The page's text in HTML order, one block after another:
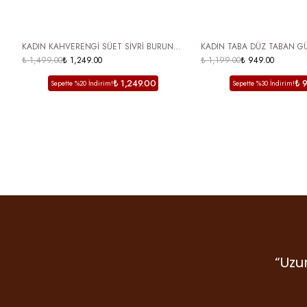
ÜCRETSİZ KARGO
KADIN KAHVERENGİ SÜET SİVRİ BURUN
İNCE TOPUKLU TERLİK FİYONKLU METAL
DETAYLI SELSEY
₺ 1,499.00₺ 1,249.00
Sepette %20 İndirim!₺ 1,249.00
ÜCRETSİZ KARGO
KADIN TABA DÜZ TABAN
PANİTA
₺ 1,199.00₺ 949.00
Sepette %30 İndirim!₺